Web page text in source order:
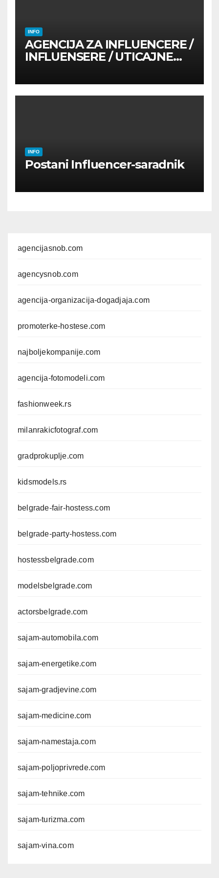
INFO
AGENCIJA ZA INFLUENCERE /
INFLUENSERE / UTICAJNE
INFO
Postani Influencer-saradnik
agencijasnob.com
agencysnob.com
agencija-organizacija-dogadjaja.com
promoterke-hostese.com
najboljekompanije.com
agencija-fotomodeli.com
fashionweek.rs
milanrakicfotograf.com
gradprokuplje.com
kidsmodels.rs
belgrade-fair-hostess.com
belgrade-party-hostess.com
hostessbelgrade.com
modelsbelgrade.com
actorsbelgrade.com
sajam-automobila.com
sajam-energetike.com
sajam-gradjevine.com
sajam-medicine.com
sajam-namestaja.com
sajam-poljoprivrede.com
sajam-tehnike.com
sajam-turizma.com
sajam-vina.com